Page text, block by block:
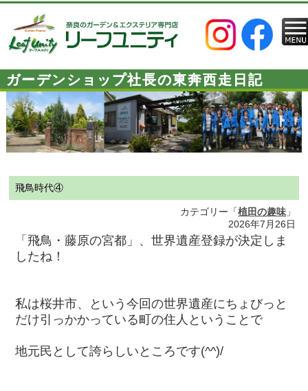
ガーデンショップ社長の東奔西走日記
飛鳥時代④
カテゴリー「植田の趣味 」
2026年7月26日
「 飛鳥・藤原の宮都」、世界遺産登録が決定しま
したね！
私は桜井市、という今回の世界遺産にちょびっと
だけ引っかかっている町の住人ということで
地元民として誇らしいところです(^^)/